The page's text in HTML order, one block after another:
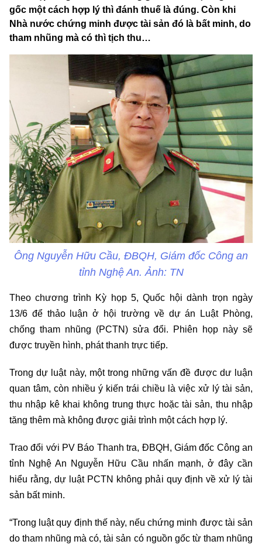
gốc một cách hợp lý thì đánh thuế là đúng. Còn khi
Nhà nước chứng minh được tài sản đó là bất minh, do
tham nhũng mà có thì tịch thu…
Ông Nguyễn Hữu Cầu, ĐBQH, Giám đốc Công an
tỉnh Nghệ An. Ảnh: TN
Theo chương trình Kỳ họp 5, Quốc hội dành trọn ngày
13/6 để thảo luận ở hội trường về dự án Luật Phòng,
chống tham nhũng (PCTN) sửa đổi. Phiên họp này sẽ
được truyền hình, phát thanh trực tiếp.
Trong dự luật này, một trong những vấn đề được dư luận
quan tâm, còn nhiều ý kiến trái chiều là việc xử lý tài sản,
thu nhập kê khai không trung thực hoặc tài sản, thu nhập
tăng thêm mà không được giải trình một cách hợp lý.
Trao đổi với PV Báo Thanh tra, ĐBQH, Giám đốc Công an
tỉnh Nghệ An Nguyễn Hữu Cầu nhấn mạnh, ở đây cần
hiểu rằng, dự luật PCTN không phải quy định về xử lý tài
sản bất minh.
“Trong luật quy định thế này, nếu chứng minh được tài sản
do tham nhũng mà có, tài sản có nguồn gốc từ tham nhũng